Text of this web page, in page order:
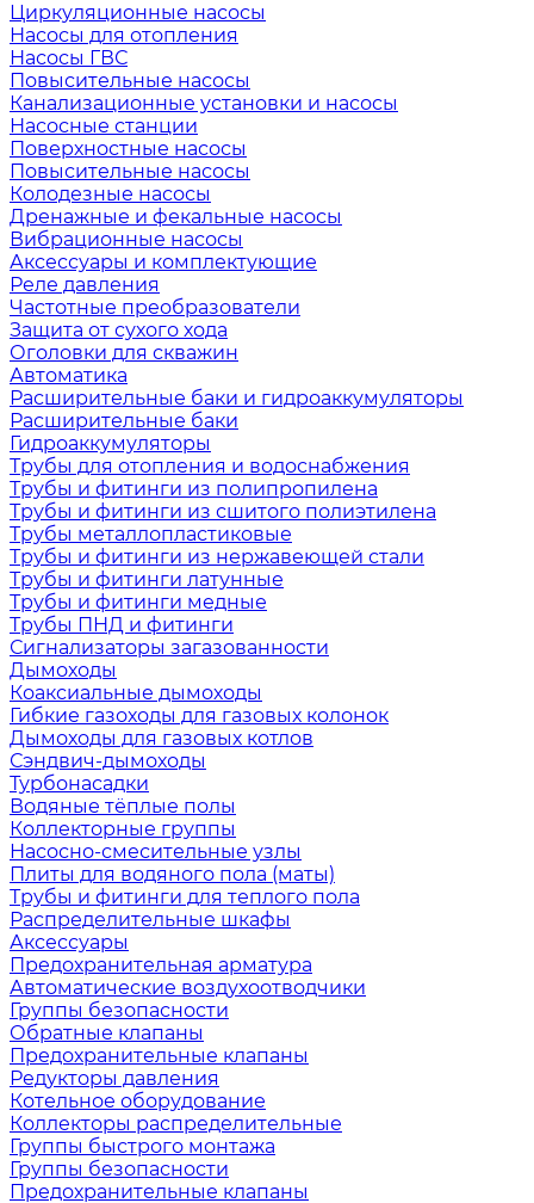
Циркуляционные насосы
Насосы для отопления
Насосы ГВС
Повысительные насосы
Канализационные установки и насосы
Насосные станции
Поверхностные насосы
Повысительные насосы
Колодезные насосы
Дренажные и фекальные насосы
Вибрационные насосы
Аксессуары и комплектующие
Реле давления
Частотные преобразователи
Защита от сухого хода
Оголовки для скважин
Автоматика
Расширительные баки и гидроаккумуляторы
Расширительные баки
Гидроаккумуляторы
Трубы для отопления и водоснабжения
Трубы и фитинги из полипропилена
Трубы и фитинги из сшитого полиэтилена
Трубы металлопластиковые
Трубы и фитинги из нержавеющей стали
Трубы и фитинги латунные
Трубы и фитинги медные
Трубы ПНД и фитинги
Сигнализаторы загазованности
Дымоходы
Коаксиальные дымоходы
Гибкие газоходы для газовых колонок
Дымоходы для газовых котлов
Сэндвич-дымоходы
Турбонасадки
Водяные тёплые полы
Коллекторные группы
Насосно-смесительные узлы
Плиты для водяного пола (маты)
Трубы и фитинги для теплого пола
Распределительные шкафы
Аксессуары
Предохранительная арматура
Автоматические воздухоотводчики
Группы безопасности
Обратные клапаны
Предохранительные клапаны
Редукторы давления
Котельное оборудование
Коллекторы распределительные
Группы быстрого монтажа
Группы безопасности
Предохранительные клапаны